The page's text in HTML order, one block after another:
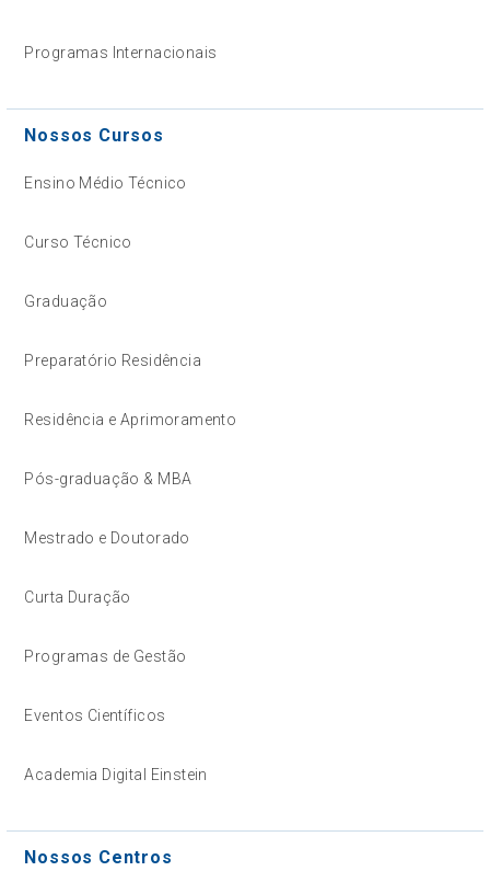
Programas Internacionais
Nossos Cursos
Ensino Médio Técnico
Curso Técnico
Graduação
Preparatório Residência
Residência e Aprimoramento
Pós-graduação & MBA
Mestrado e Doutorado
Curta Duração
Programas de Gestão
Eventos Científicos
Academia Digital Einstein
Nossos Centros